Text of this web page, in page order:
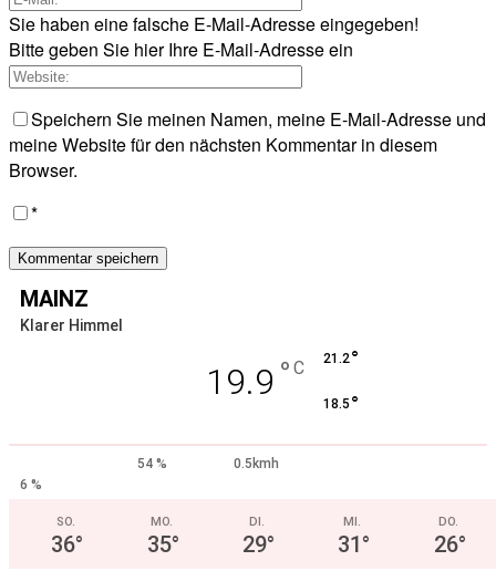
Sie haben eine falsche E-Mail-Adresse eingegeben!
Bitte geben Sie hier Ihre E-Mail-Adresse ein
Speichern Sie meinen Namen, meine E-Mail-Adresse und
meine Website für den nächsten Kommentar in diesem
Browser.
*
MAINZ
Klarer Himmel
19.9 ° C 21.2°
18.5 °
54 %
0.5kmh
6 %
SO.
36°
MO.
35°
DI.
29°
MI.
31°
DO.
26°